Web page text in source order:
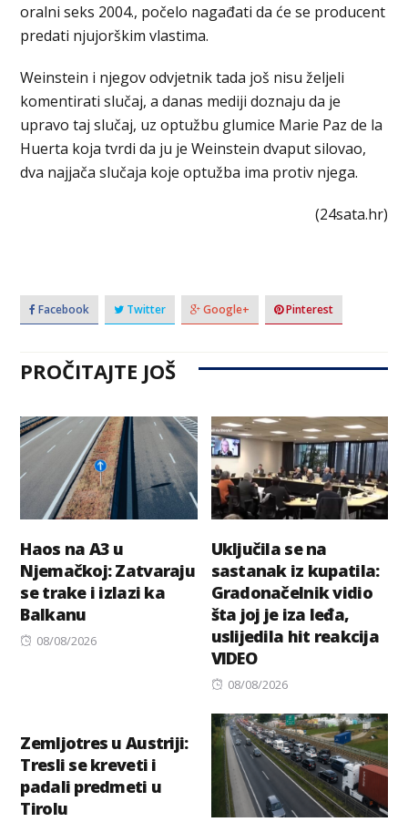
oralni seks 2004., počelo nagađati da će se producent
predati njujorškim vlastima.
Weinstein i njegov odvjetnik tada još nisu željeli
komentirati slučaj, a danas mediji doznaju da je
upravo taj slučaj, uz optužbu glumice Marie Paz de la
Huerta koja tvrdi da ju je Weinstein dvaput silovao,
dva najjača slučaja koje optužba ima protiv njega.
(24sata.hr)
Facebook Twitter Google+ Pinterest
PROČITAJTE JOŠ
Haos na A3 u
Njemačkoj: Zatvaraju
se trake i izlazi ka
Balkanu
Posted
08/08/2026
Uključila se na
sastanak iz kupatila:
Gradonačelnik vidio
šta joj je iza leđa,
uslijedila hit reakcija
VIDEO
Posted
08/08/2026
Zemljotres u Austriji:
Tresli se kreveti i
padali predmeti u
Tirolu